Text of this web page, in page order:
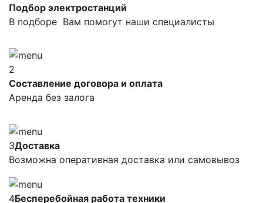
Подбор электростанций
В подборе Вам помогут наши специалисты
2
Составление договора и оплата
Аренда без залога
3Доставка
Возможна оперативная доставка или самовывоз
4Бесперебойная работа техники